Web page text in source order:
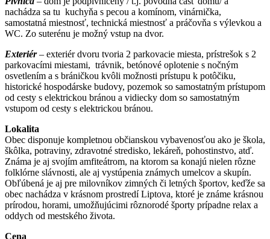
nachádza sa tu kuchyňa s pecou a komínom, vinárnička,
samostatná miestnosť, technická miestnosť a práčovňa s výlevkou a
WC. Zo suterénu je možný vstup na dvor.
Exteriér– exteriér dvoru tvoria 2 parkovacie miesta, prístrešok s 2
parkovacími miestami, trávnik, betónové oplotenie s nočným
osvetlením a s bráničkou kvôli možnosti prístupu k potôčiku,
historické hospodárske budovy, pozemok so samostatným prístupom
od cesty s elektrickou bránou a vidiecky dom so samostatným
vstupom od cesty s elektrickou bránou.
Lokalita
Obec disponuje kompletnou občianskou vybavenosťou ako je škola,
škôlka, potraviny, zdravotné stredisko, lekáreň, pohostinstvo, atď.
Známa je aj svojím amfiteátrom, na ktorom sa konajú nielen rôzne
folklórne slávnosti, ale aj vystúpenia známych umelcov a skupín.
Obľúbená je aj pre milovníkov zimných či letných športov, keďže sa
obec nachádza v krásnom prostredí Liptova, ktoré je známe krásnou
prírodou, horami, umožňujúcimi rôznorodé športy prípadne relax a
oddych od mestského života.
Cena